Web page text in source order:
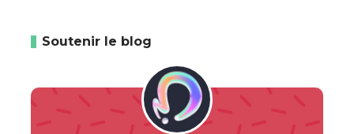
Soutenir le blog